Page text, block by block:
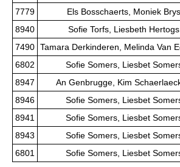
7779
Els Bosschaerts, Moniek Brys
8940
Sofie Torfs, Liesbeth Hertogs
7490 Tamara Derkinderen, Melinda Van
6802
Sofie Somers, Liesbet
8947
An Genbrugge, Kim
8946
Sofie Somers, Liesbet
8941
Sofie Somers, Liesbet
8943
Sofie Somers, Liesbet
6801
Sofie Somers, Liesbet